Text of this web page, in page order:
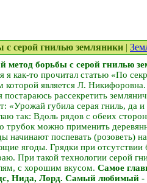
с серой гнилью земляники |
метод борьбы с серой гнилью
как-то прочитал статью «По
которой является Л.
постараюсь рассекретить
«Урожай губила серая гниль, да
так: Вдоль рядов с обеих
трубок можно применить
начинают поспевать (розоветь)
ягоды. Грядки при
При такой технологии серой
с хорошим вкусом. Самое
Нида, Лорд. Самый любимый